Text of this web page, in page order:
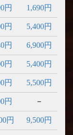
円 1,690円
円 5,400円
円 6,900円
円 5,400円
円 5,500円
円 －
円 9,500円